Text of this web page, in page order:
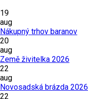
19
aug
Nákupný trhov baranov
20
aug
Země živitelka 2026
22
aug
Novosadská brázda 2026
22